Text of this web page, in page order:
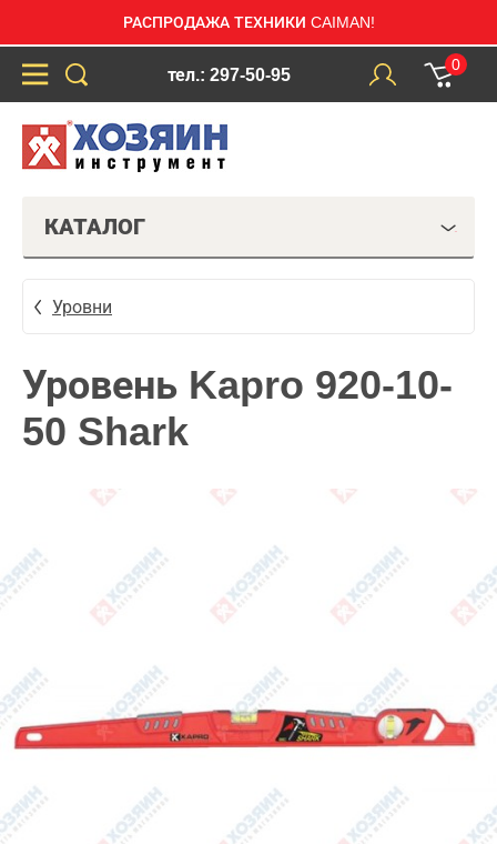
РАСПРОДАЖА ТЕХНИКИ CAIMAN!
тел.: 297-50-95
0
КАТАЛОГ
Уровни
Уровень Kapro 920-10-
50 Shark